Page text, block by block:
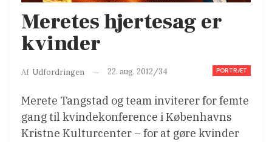
Meretes hjertesag er
kvinder
PORTRÆT
Af Udfordringen 22. aug. 2012/34
Merete Tangstad og team inviterer for femte
gang til kvindekonference i Københavns
Kristne Kulturcenter – for at gøre kvinder